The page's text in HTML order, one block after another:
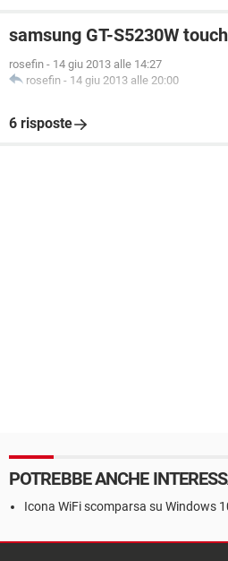
samsung GT-S5230W
rosefin - 14 giu 2013 alle 14:27
rosefin - 14 giu 2013 alle 20:00
6 risposte
POTREBBE ANCHE
Icona WiFi scomparsa su Windows